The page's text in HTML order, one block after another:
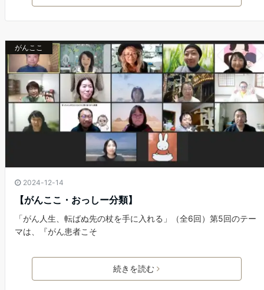
がんここ
2024-12-14
【がんここ・おっしー分類】
「がん人生、転ばぬ先の杖を手に入れる」（全6回）第5回のテー
マは、『がん患者こそ
続きを読む